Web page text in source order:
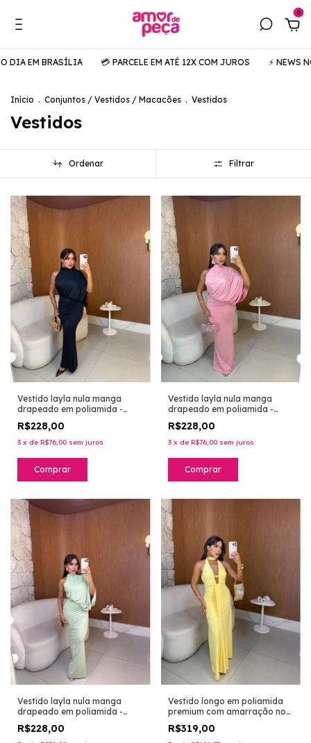
0
💳 PARCELE EM ATÉ 12X COM JUROS ⚡️ NEWS NO AR 🚚
Início . Conjuntos / Vestidos / Macacões . Vestidos
Vestidos
Ordenar Filtrar
Vestido layla nula manga
drapeado em poliamida -
R$228,00
3 x de R$76,00 sem juros
Comprar
Vestido layla nula manga
drapeado em poliamida -
R$228,00
3 x de R$76,00 sem juros
Comprar
Vestido layla nula manga
drapeado em poliamida -
verde água
R$228,00
Vestido longo em poliamida
premium com amarração no
pescoço e busto com madre
pérola - amarelo
R$319,00